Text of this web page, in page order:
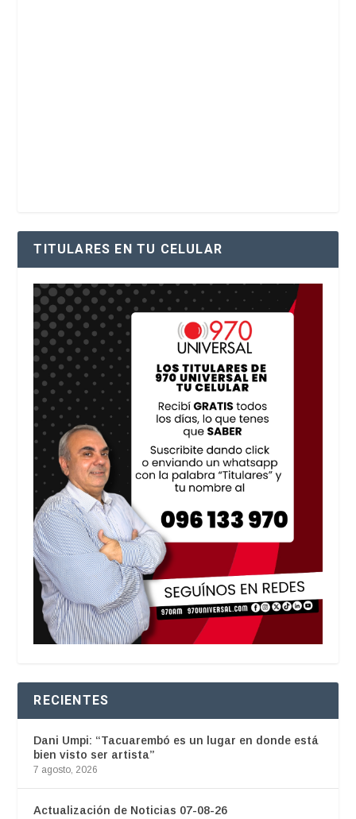
TITULARES EN TU CELULAR
RECIENTES
Dani Umpi: “Tacuarembó es un lugar en donde está
bien visto ser artista”
7 agosto, 2026
Actualización de Noticias 07-08-26